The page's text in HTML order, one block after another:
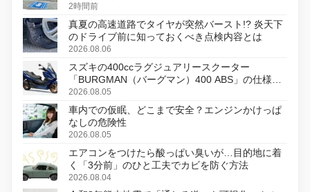
2時間前
真夏の高速道路でタイヤが突然バースト!? 炎天下
のドライブ前に知っておくべき点検内容とは
2026.08.06
スズキの400ccラグジュアリースクーター
「BURGMAN（バーグマン）400 ABS」の仕様を
変更し、8月18日に発売
2026.08.05
車内での仮眠、どこまで安全？エンジンかけっぱ
なしの危険性
2026.08.05
エアコンをつけたら酸っぱい臭いが…目的地に着
く「3分前」のひと工夫でカビを防ぐ方法
2026.08.04